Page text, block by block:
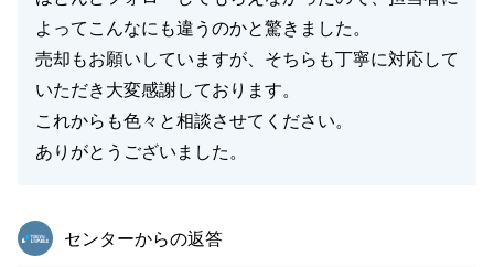
よってこんなにも違うのかと驚きました。
売却もお願いしていますが、そちらも丁寧に対応して
いただき大変感謝しております。
これからも色々と相談させてください。
ありがとうございました。
東急リバブル
センターからの返答